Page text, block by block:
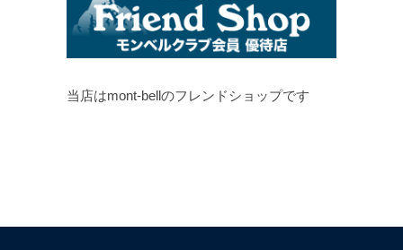
当店はmont-bellのフレンドショップです